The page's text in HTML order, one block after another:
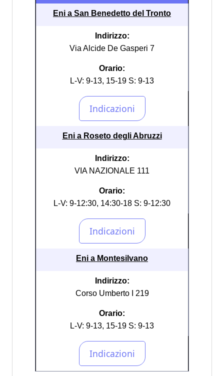
Eni a San Benedetto del Tronto
Indirizzo:
Via Alcide De Gasperi 7
Orario:
L-V: 9-13, 15-19 S: 9-13
Eni a Roseto degli Abruzzi
Indirizzo:
VIA NAZIONALE 111
Orario:
L-V: 9-12:30, 14:30-18 S: 9-12:30
Eni a Montesilvano
Indirizzo:
Corso Umberto I 219
Orario:
L-V: 9-13, 15-19 S: 9-13